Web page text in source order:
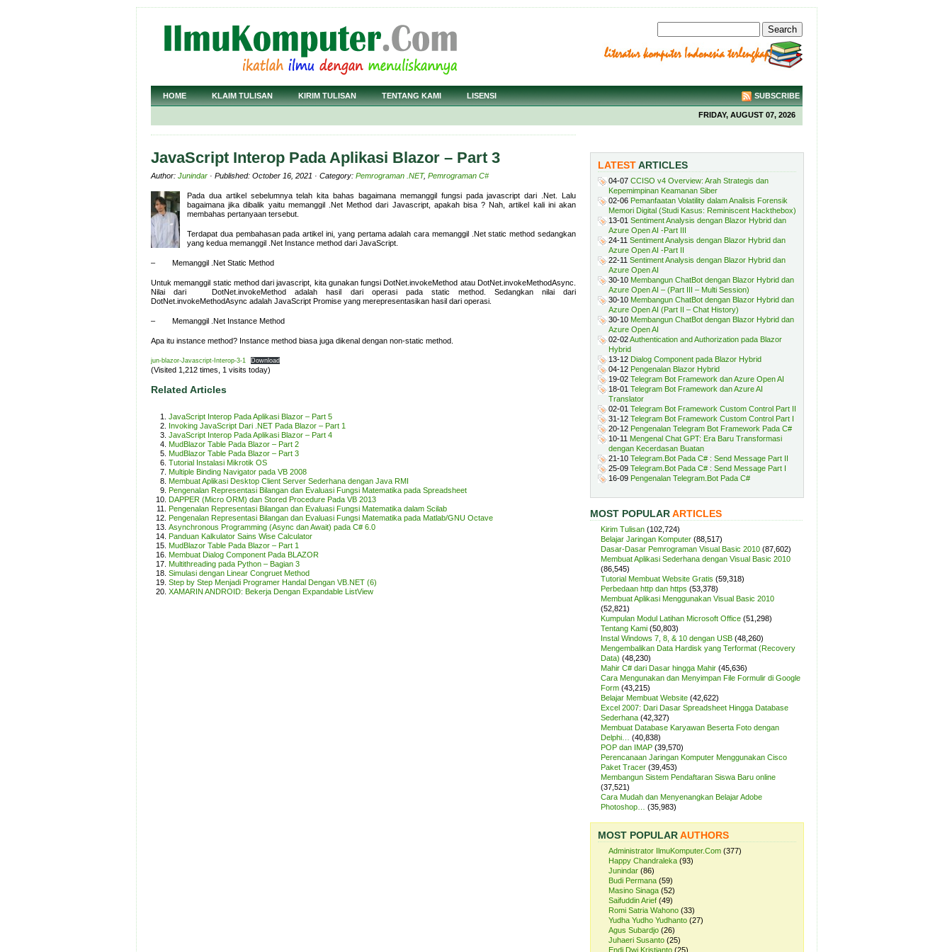
HOME KLAIM TULISAN KIRIM TULISAN TENTANG KAMI LISENSI SUBSCRIBE
FRIDAY, AUGUST 07, 2026
JavaScript Interop Pada Aplikasi Blazor – Part 3
Author: Junindar · Published: October 16, 2021 · Category: Pemrograman .NET, Pemrograman C#
Pada dua artikel sebelumnya telah kita bahas bagaimana memanggil fungsi pada javascript dari .Net. Lalu
bagaimana jika dibalik yaitu memanggil .Net Method dari Javascript, apakah bisa ? Nah, artikel kali ini akan
membahas pertanyaan tersebut.
Terdapat dua pembahasan pada artikel ini, yang pertama adalah cara memanggil .Net static method sedangkan
yang kedua memanggil .Net Instance method dari JavaScript.
– Memanggil .Net Static Method
Untuk memanggil static method dari javascript, kita gunakan fungsi DotNet.invokeMethod atau DotNet.invokeMethodAsync.
Nilai dari DotNet.invokeMethod adalah hasil dari operasi pada static method. Sedangkan nilai dari
DotNet.invokeMethodAsync adalah JavaScript Promise yang merepresentasikan hasil dari operasi.
– Memanggil .Net Instance Method
Apa itu instance method? Instance method biasa juga dikenal dengan non-static method.
jun-blazor-Javascript-Interop-3-1 Download
(Visited 1,212 times, 1 visits today)
Related Articles
JavaScript Interop Pada Aplikasi Blazor – Part 5
Invoking JavaScript Dari .NET Pada Blazor – Part 1
JavaScript Interop Pada Aplikasi Blazor – Part 4
MudBlazor Table Pada Blazor – Part 2
MudBlazor Table Pada Blazor – Part 3
Tutorial Instalasi Mikrotik OS
Multiple Binding Navigator pada VB 2008
Membuat Aplikasi Desktop Client Server Sederhana dengan Java RMI
Pengenalan Representasi Bilangan dan Evaluasi Fungsi Matematika pada Spreadsheet
DAPPER (Micro ORM) dan Stored Procedure Pada VB 2013
Pengenalan Representasi Bilangan dan Evaluasi Fungsi Matematika dalam Scilab
Pengenalan Representasi Bilangan dan Evaluasi Fungsi Matematika pada Matlab/GNU Octave
Asynchronous Programming (Async dan Await) pada C# 6.0
Panduan Kalkulator Sains Wise Calculator
MudBlazor Table Pada Blazor – Part 1
Membuat Dialog Component Pada BLAZOR
Multithreading pada Python – Bagian 3
Simulasi dengan Linear Congruet Method
Step by Step Menjadi Programer Handal Dengan VB.NET (6)
XAMARIN ANDROID: Bekerja Dengan Expandable ListView
LATESTARTICLES
04-07 CCISO v4 Overview: Arah Strategis dan
Kepemimpinan Keamanan Siber
02-06 Pemanfaatan Volatility dalam Analisis Forensik
Memori Digital (Studi Kasus: Reminiscent Hackthebox)
13-01 Sentiment Analysis dengan Blazor Hybrid dan
Azure Open AI -Part III
24-11 Sentiment Analysis dengan Blazor Hybrid dan
Azure Open AI -Part II
22-11 Sentiment Analysis dengan Blazor Hybrid dan
Azure Open AI
30-10 Membangun ChatBot dengan Blazor Hybrid dan
Azure Open AI – (Part III – Multi Session)
30-10 Membangun ChatBot dengan Blazor Hybrid dan
Azure Open AI (Part II – Chat History)
30-10 Membangun ChatBot dengan Blazor Hybrid dan
Azure Open AI
02-02Authentication and Authorization pada Blazor
Hybrid
13-12 Dialog Component pada Blazor Hybrid
04-12 Pengenalan Blazor Hybrid
19-02 Telegram Bot Framework dan Azure Open AI
18-01 Telegram Bot Framework dan Azure AI
Translator
02-01 Telegram Bot Framework Custom Control Part II
31-12 Telegram Bot Framework Custom Control Part I
20-12 Pengenalan Telegram Bot Framework Pada C#
10-11 Mengenal Chat GPT: Era Baru Transformasi
dengan Kecerdasan Buatan
21-10 Telegram.Bot Pada C# : Send Message Part II
25-09 Telegram.Bot Pada C# : Send Message Part I
16-09 Pengenalan Telegram.Bot Pada C#
MOST POPULARARTICLES
Kirim Tulisan (102,724)
Belajar Jaringan Komputer (88,517)
Dasar-Dasar Pemrograman Visual Basic 2010 (87,602)
Membuat Aplikasi Sederhana dengan Visual Basic 2010
(86,545)
Tutorial Membuat Website Gratis (59,318)
Perbedaan http dan https (53,378)
Membuat Aplikasi Menggunakan Visual Basic 2010
(52,821)
Kumpulan Modul Latihan Microsoft Office (51,298)
Tentang Kami (50,803)
Instal Windows 7, 8, & 10 dengan USB (48,260)
Mengembalikan Data Hardisk yang Terformat (Recovery
Data) (48,230)
Mahir C# dari Dasar hingga Mahir (45,636)
Cara Mengunakan dan Menyimpan File Formulir di Google
Form (43,215)
Belajar Membuat Website (42,622)
Excel 2007: Dari Dasar Spreadsheet Hingga Database
Sederhana (42,327)
Membuat Database Karyawan Beserta Foto dengan
Delphi…
(40,838)
POP dan IMAP (39,570)
Perencanaan Jaringan Komputer Menggunakan Cisco
Paket Tracer (39,453)
Membangun Sistem Pendaftaran Siswa Baru online
(37,521)
Cara Mudah dan Menyenangkan Belajar Adobe
Photoshop…
(35,983)
MOST POPULARAUTHORS
Administrator IlmuKomputer.Com (377)
Happy Chandraleka (93)
Junindar (86)
Budi Permana (59)
Masino Sinaga (52)
Saifuddin Arief (49)
Romi Satria Wahono (33)
Yudha Yudho Yudhanto (27)
Agus Subardjo (26)
Juhaeri Susanto (25)
Endi Dwi Kristianto (25)